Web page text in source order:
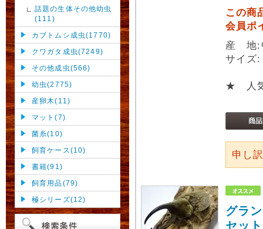
話題の生体その他幼虫
(111)
カブトムシ成虫(1770)
クワガタ成虫(7249)
その他成虫(566)
幼虫(2775)
産卵木(11)
マット(7)
菌糸(10)
飼育ケース(10)
書籍(91)
飼育用品(79)
極シリーズ(12)
この商
会員ポ
産 地:
サイ
★ 人気
申し
グラ
セット